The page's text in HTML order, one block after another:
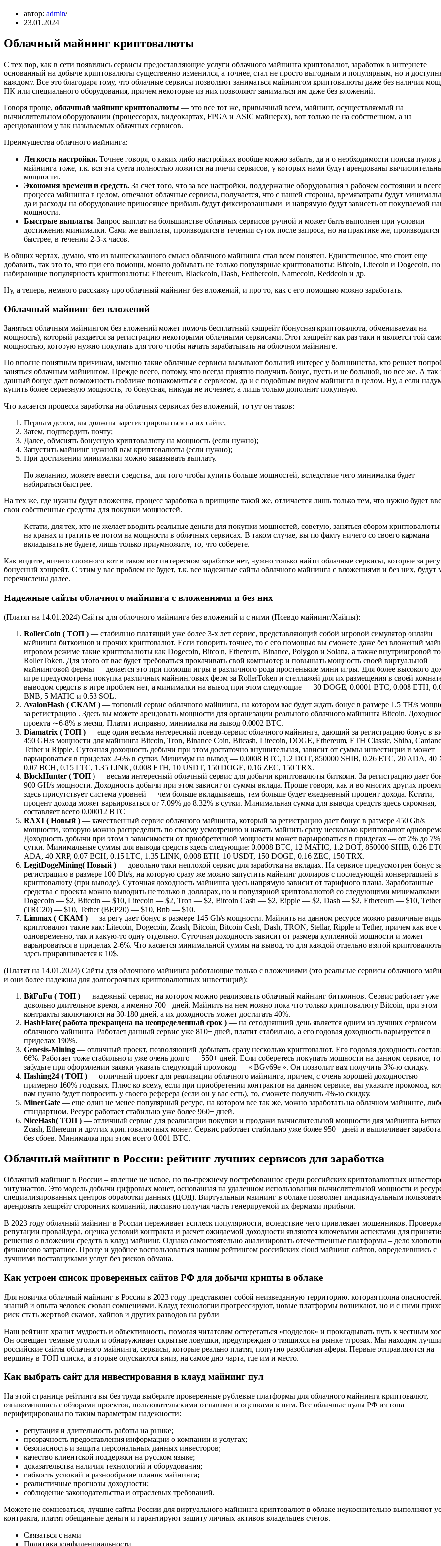
автор: admin
23.01.2024
Облачный майнинг криптовалюты
С тех пор, как в сети появились сервисы предоставляющие услуги облачного майнинга криптовалют, заработок в интернете
основанный на добыче криптовалюты существенно изменился, а точнее, стал не просто выгодным и популярным, но и
каждому. Все это благодаря тому, что облачные сервисы позволяют заниматься майнингом криптовалюты даже без наличия
ПК или специального оборудования, причем некоторые из них позволяют заниматься им даже без вложений.
Говоря проще, облачный майнинг криптовалюты — это все тот же, привычный всем, майнинг, осуществляемый на
вычислительном оборудовании (процессорах, видеокартах, FPGA и ASIC майнерах), вот только не на собственном, а на
арендованном у так называемых облачных сервисов.
Преимущества облачного майнинга:
Легкость настройки. Точнее говоря, о каких либо настройках вообще можно забыть, да и о необходимости поиска пулов
майнинга тоже, т.к. вся эта суета полностью ложится на плечи сервисов, у которых нами будут арендованы
мощности.
Экономия времени и средств. За счет того, что за все настройки, поддержание оборудования в рабочем состоянии и
процесса майнинга в целом, отвечают облачные сервисы, получается, что с нашей стороны, времязатраты будут
да и расходы на оборудование приносящее прибыль будут фиксированными, и напрямую будут зависеть от покупаемой
мощности.
Быстрые выплаты. Запрос выплат на большинстве облачных сервисов ручной и может быть выполнен при условии
достижения минималки. Сами же выплаты, производятся в течении суток после запроса, но на практике же,
быстрее, в течении 2-3-х часов.
В общих чертах, думаю, что из вышесказанного смысл облачного майнинга стал всем понятен. Единственное, что стоит еще
добавить, так это то, что при его помощи, можно добывать не только популярные криптовалюты: Bitcoin, Litecoin и Dogecoin,
набирающие популярность криптовалюты: Ethereum, Blackcoin, Dash, Feathercoin, Namecoin, Reddcoin и др.
Ну, а теперь, немного расскажу про облачный майнинг без вложений, и про то, как с его помощью можно заработать.
Облачный майнинг без вложений
Заняться облачным майнингом без вложений может помочь бесплатный хэшрейт (бонусная криптовалюта, обмениваемая на
мощность), который раздается за регистрацию некоторыми облачными сервисами. Этот хэшрейт как раз таки и является той
мощностью, которую нужно покупать для того чтобы начать зарабатывать на облочном майнинге.
По вполне понятным причинам, именно такие облачные сервисы вызывают больший интерес у большинства, кто решает
заняться облачным майнингом. Прежде всего, потому, что всегда приятно получить бонус, пусть и не большой, но все же. А так
данный бонус дает возможность поближе познакомиться с сервисом, да и с подобным видом майнинга в целом. Ну, а если
купить более серьезную мощность, то бонусная, никуда не исчезнет, а лишь только дополнит покупную.
Что касается процесса заработка на облачных сервисах без вложений, то тут он таков:
Первым делом, вы должны зарегистрироваться на их сайте;
Затем, подтвердить почту;
Далее, обменять бонусную криптовалюту на мощность (если нужно);
Запустить майнинг нужной вам криптовалюты (если нужно);
При достижении минималки можно заказывать выплату.
По желанию, можете ввести средства, для того чтобы купить больше мощностей, вследствие чего минималка будет
набираться быстрее.
На тех же, где нужны будут вложения, процесс заработка в принципе такой же, отличается лишь только тем, что нужно будет
свои собственные средства для покупки мощностей.
Кстати, для тех, кто не желает вводить реальные деньги для покупки мощностей, советую, заняться сбором криптовалюты
на кранах и тратить ее потом на мощности в облачных сервисах. В таком случае, вы по факту ничего со своего кармана
вкладывать не будете, лишь только приумножите, то, что соберете.
Как видите, ничего сложного вот в таком вот интересном заработке нет, нужно только найти облачные сервисы, которые за
бонусный хэшрейт. С этим у вас проблем не будет, т.к. все надежные сайты облачного майнинга с вложениями и без них, будут
перечислены далее.
Надежные сайты облачного майнинга с вложениями и без них
(Платят на 14.01.2024) Сайты для облочного майнинга без вложений и с ними (Псевдо майнинг/Хайпы):
RollerCoin ( ТОП ) — стабильно платящий уже более 3-х лет сервис, представляющий собой игровой симулятор онлайн
майнинга биткоинов и прочих криптовалют. Если говорить точнее, то с его помощью вы сможете даже без вложений
игровом режиме такие криптовалюты как Dogecoin, Bitcoin, Ethereum, Binance, Polygon и Solana, а также внутриигровой
RollerToken. Для этого от вас будет требоваться прокачивать свой компьютер и повышать мощность своей виртуальной
майнинговой фермы — делается это при помощи игры в различного рода простенькие мини игры. Для более высокого
игре предусмотрена покупка различных майнинговых ферм за RollerToken и стеллажей для их размещения в своей
выводом средств в игре проблем нет, а минималки на вывод при этом следующие — 30 DOGE, 0.0001 BTC, 0.008 ETH,
BNB, 5 MATIC и 0.53 SOL.
AvalonHash ( СКАМ ) — топовый сервис облачного майнинга, на котором вас будет ждать бонус в размере 1.5 TH/s
за регистрацию . Здесь вы можете арендовать мощности для организации реального облачного майнинга Bitcoin.
проекта ∼6-8% в месяц. Платит исправно, минималка на вывод 0.0002 BTC.
Diamatrix ( ТОП ) — еще один весьма интересный псевдо-сервис облачного майнинга, дающий за регистрацию бонус в
450 GH/s мощности для майнинга Bitcoin, Tron, Binance Coin, Bitcash, Litecoin, DOGE, Ethereum, ETH Classic, Shiba,
Tether и Ripple. Суточная доходность добычи при этом достаточно внушительная, зависит от суммы инвестиции и может
варьироваться в приделах 2-6% в сутки. Минимум на вывод — 0.0008 BTC, 1.2 DOT, 850000 SHIB, 0.26 ETC, 20 ADA, 40
0.07 BCH, 0.15 LTC, 1.35 LINK, 0.008 ETH, 10 USDT, 150 DOGE, 0.16 ZEC, 150 TRX.
BlockHunter ( ТОП ) — весьма интересный облачный сервис для добычи криптовалюты биткоин. За регистрацию дает
900 GH/s мощности. Доходность добычи при этом зависит от суммы вклада. Проще говоря, как и во многих других
здесь присутствует система уровней — чем больше вкладываешь, тем больше будет ежедневный процент дохода. Кстати,
процент дохода может варьироваться от 7.09% до 8.32% в сутки. Минимальная сумма для вывода средств здесь скромная,
составляет всего 0.00012 BTC.
RAXI ( Новый ) — качественный сервис облачного майнинга, который за регистрацию дает бонус в размере 450 Gh/s
мощности, которую можно распределить по своему усмотрению и начать майнить сразу несколько криптовалют
Доходность добычи при этом в зависимости от приобретенной мощности может варьироваться в приделах — от 2% до 7%
сутки. Минимальные суммы для вывода средств здесь следующие: 0.0008 BTC, 12 MATIC, 1.2 DOT, 850000 SHIB, 0.26
ADA, 40 XRP, 0.07 BCH, 0.15 LTC, 1.35 LINK, 0.008 ETH, 10 USDT, 150 DOGE, 0.16 ZEC, 150 TRX.
LegitDogeMining( Новый ) — довольно таки неплохой сервис для заработка на вкладах. На сервисе предусмотрен бонус за
регистрацию в размере 100 Dh/s, на которую сразу же можно запустить майнинг долларов с последующей конвертацией в
криптовалюту (при выводе). Суточная доходность майнинга здесь напрямую зависит от тарифного плана. Заработанные
средства с проекта можно выводить не только в долларах, но и популярной криптовалютой со следующими
Dogecoin — $2, Bitcoin — $10, Litecoin — $2, Tron — $2, Bitcoin Cash — $2, Ripple — $2, Dash — $2, Ethereum — $10, Tether
(TRC20) — $10, Tether (BEP20) — $10, Bnb — $10.
Limmax ( СКАМ ) — за регу дает бонус в размере 145 Gh/s мощности. Майнить на данном ресурсе можно различные
криптовалют такие как: Litecoin, Dogecoin, Zcash, Bitcoin, Bitcoin Cash, Dash, TRON, Stellar, Ripple и Tether, причем как все
одновременно, так и какую-то одну отдельно. Суточная доходность зависит от размера купленной мощности и может
варьироваться в приделах 2-6%. Что касается минимальной суммы на вывод, то для каждой отдельно взятой
здесь приравнивается к 10$.
(Платят на 14.01.2024) Сайты для облочного майнинга работающие только с вложениями (это реальные сервисы облачного
и они более надежны для долгосрочных криптовалютных инвестиций):
BitFuFu ( ТОП ) — надежный сервис, на котором можно реализовать облачный майнинг биткоинов. Сервис работает уже
довольно длительное время, а именно 700+ дней. Майнить на нем можно пока что только криптовалюту Bitcoin, при этом
контракты заключаются на 30-180 дней, а их доходность может достигать 40%.
HashFlare( работа прекращена на неопределенный срок ) — на сегодняшний день является одним из лучших сервисом
облачного майнинга. Работает данный сервис уже 810+ дней, платит стабильно, а его годовая доходность варьируется в
приделах 190%.
Genesis-Mining — отличный проект, позволяющий добывать сразу несколько криптовалют. Его годовая доходность
66%. Работает тоже стабильно и уже очень долго — 550+ дней. Если соберетесь покупать мощности на данном сервисе,
забудьте при оформлении заявки указать следующий промокод — « BGv69e ». Он позволит вам получить 3%-ю скидку.
Hashing24 ( ТОП ) — отличный проект для реализации облачного майнинга, причем, с очень хорошей доходностью —
примерно 160% годовых. Плюс ко всему, если при приобретении контрактов на данном сервисе, вы укажите прокомод,
вам нужно будет попросить у своего реферера (если он у вас есть), то, сможете получить 4%-ю скидку.
MinerGate — еще один не менее популярный ресурс, на котором все так же, можно заработать на облачном майнинге,
стандартном. Ресурс работает стабильно уже более 960+ дней.
NiceHash( ТОП ) — отличный сервис для реализации покупки и продажи вычислительной мощности для майнинга
Zcash, Ethereum и других криптовалютных монет. Сервис работает стабильно уже более 950+ дней и выплачивает
без сбоев. Минималка при этом всего 0.001 BTC.
Облачный майнинг в России: рейтинг лучших сервисов для заработка
Облачный майнинг в России – явление не новое, но по-прежнему востребованное среди российских криптовалютных
энтузиастов. Это модель добычи цифровых монет, основанная на удаленном использовании вычислительной мощности и
специализированных центров обработки данных (ЦОД). Виртуальный майнинг в облаке позволяет индивидуальным
арендовать хешрейт сторонних компаний, пассивно получая часть генерируемой их фермами прибыли.
В 2023 году облачный майнинг в России переживает всплеск популярности, вследствие чего привлекает мошенников. Проверка
репутации провайдера, оценка условий контракта и расчет ожидаемой доходности являются ключевыми аспектами для
решения о вложении средств в клауд майнинг. Однако самостоятельно анализировать отечественные платформы – дело
финансово затратное. Проще и удобнее воспользоваться нашим рейтингом российских cloud майнинг сайтов, определившись с
лучшими поставщиками услуг без рисков обмана.
Как устроен список проверенных сайтов РФ для добычи крипты в облаке
Для новичка облачный майнинг в России в 2023 году представляет собой неизведанную территорию, которая полна
знаний и опыта человек скован сомнениями. Клауд технологии прогрессируют, новые платформы возникают, но и с ними
риск стать жертвой скамов, хайпов и других разводов на рубли.
Наш рейтинг хранит мудрость и объективность, помогая читателям остерегаться «подделок» и прокладывать путь к честным
Он освещает темные уголки и обнаруживает скрытые ловушки, предупреждая о таящихся на рынке угрозах. Мы находим
российские сайты облачного майнинга, сервисы, которые реально платят, попутно разоблачая аферы. Первые отправляются на
вершину в ТОП списка, а вторые опускаются вниз, на самое дно чарта, где им и место.
Как выбрать сайт для инвестирования в клауд майнинг пул
На этой странице рейтинга вы без труда выберите проверенные рублевые платформы для облачного майнинга криптовалют,
ознакомившись с обзорами проектов, пользовательскими отзывами и оценками к ним. Все облачные пулы РФ из топа
верифицированы по таким параметрам надежности:
репутация и длительность работы на рынке;
прозрачность предоставления информации о компании и услугах;
безопасность и защита персональных данных инвесторов;
качество клиентской поддержки на русском языке;
доказательства наличия технологий и оборудования;
гибкость условий и разнообразие планов майнинга;
реалистичные прогнозы доходности;
соблюдение законодательства и отраслевых требований.
Можете не сомневаться, лучшие сайты России для виртуального майнинга криптовалют в облаке неукоснительно выполняют
контракта, платят обещанные деньги и гарантируют защиту личных активов владельцев счетов.
Связаться с нами
Политика конфиденциальности